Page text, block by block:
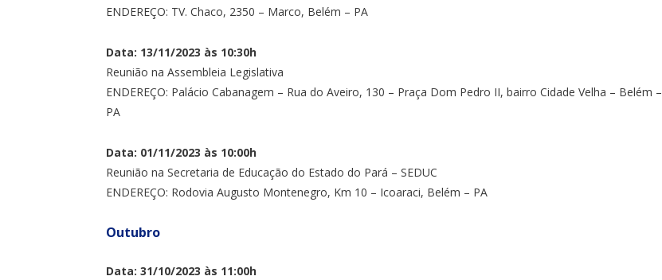
ENDEREÇO: TV. Chaco, 2350 – Marco, Belém – PA
Data: 13/11/2023 às 10:30h
Reunião na Assembleia Legislativa
ENDEREÇO: Palácio Cabanagem – Rua do Aveiro, 130 – Praça Dom Pedro II, bairro Cidade Velha – Belém –
PA
Data: 01/11/2023 às 10:00h
Reunião na Secretaria de Educação do Estado do Pará – SEDUC
ENDEREÇO: Rodovia Augusto Montenegro, Km 10 – Icoaraci, Belém – PA
Outubro
Data: 31/10/2023 às 11:00h